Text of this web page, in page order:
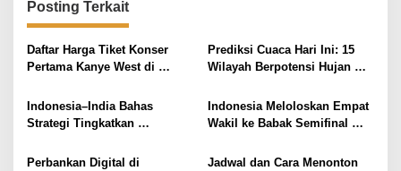
a
s
i
o
Posting Terkait
Daftar Harga Tiket Konser
Pertama Kanye West di
Prediksi Cuaca Hari Ini: 15
Wilayah Berpotensi Hujan
Indonesia–India Bahas
Strategi Tingkatkan
Era Digital
Indonesia Meloloskan Empat
Wakil ke Babak Semifinal
2026
Perbankan Digital di
Jadwal dan Cara Menonton